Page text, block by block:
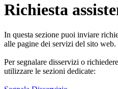
Richiesta
In questa sezione puoi inviare
alle pagine dei servizi del sito web.
Per segnalare disservizi o
utilizzare le sezioni dedicate: